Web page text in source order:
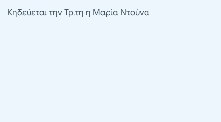
Κηδεύεται την Τρίτη η Μαρία Ντούνα